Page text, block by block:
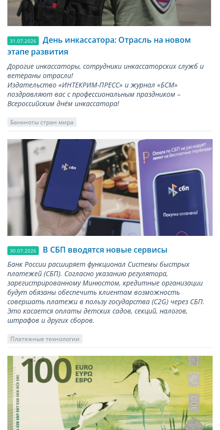
31.07.2026
День инкассатора: Отрасль на новом
этапе развития
Дорогие инкассаторы, сотрудники инкассаторских служб и
ветераны отрасли!
Издательство «ИНТЕКРИМ-ПРЕСС» и журнал «БСМ»
поздравляют вас с профессиональным праздником –
Всероссийским днём инкассатора!
Банкноты стран мира
30.07.2026 В СБП вводятся новые сервисы
Банк России расширяет функционал Системы быстрых
платежей (СБП). Согласно указанию регулятора,
зарегистрированному Минюстом, кредитные организации
будут обязаны обеспечить клиентам возможность
совершать платежи в пользу государства (С2G) через СБП.
Это касается оплаты детских садов, секций, налогов,
штрафов и других сборов.
Платежные технологии